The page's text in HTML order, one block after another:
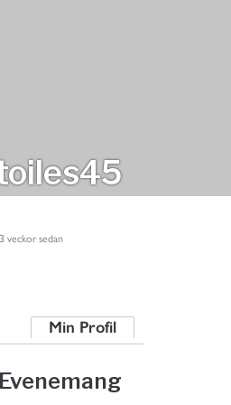
veckor sedan
Min Profil
Evenemang